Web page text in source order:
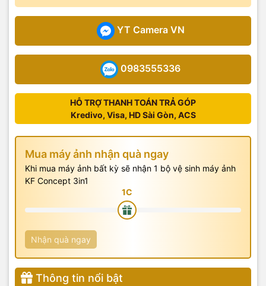
YT Camera VN
0983555336
HỖ TRỢ THANH TOÁN TRẢ GÓP
Kredivo, Visa, HD Sài Gòn, ACS
Mua máy ảnh nhận quà ngay
Khi mua máy ảnh bất kỳ sẽ nhận 1 bộ vệ sinh máy ảnh
KF Concept 3in1
Nhận quà ngay
Thông tin nổi bật